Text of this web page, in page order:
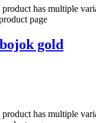
has multiple
page
gold
has multiple